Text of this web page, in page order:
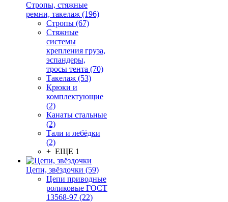
Стропы, стяжные
ремни, такелаж (196)
Стропы (67)
Стяжные
системы
крепления груза,
эспандеры,
тросы тента (70)
Такелаж (53)
Крюки и
комплектующие
(2)
Канаты стальные
(2)
Тали и лебёдки
(2)
+ ЕЩЕ 1
Цепи, звёздочки (59)
Цепи приводные
роликовые ГОСТ
13568-97 (22)